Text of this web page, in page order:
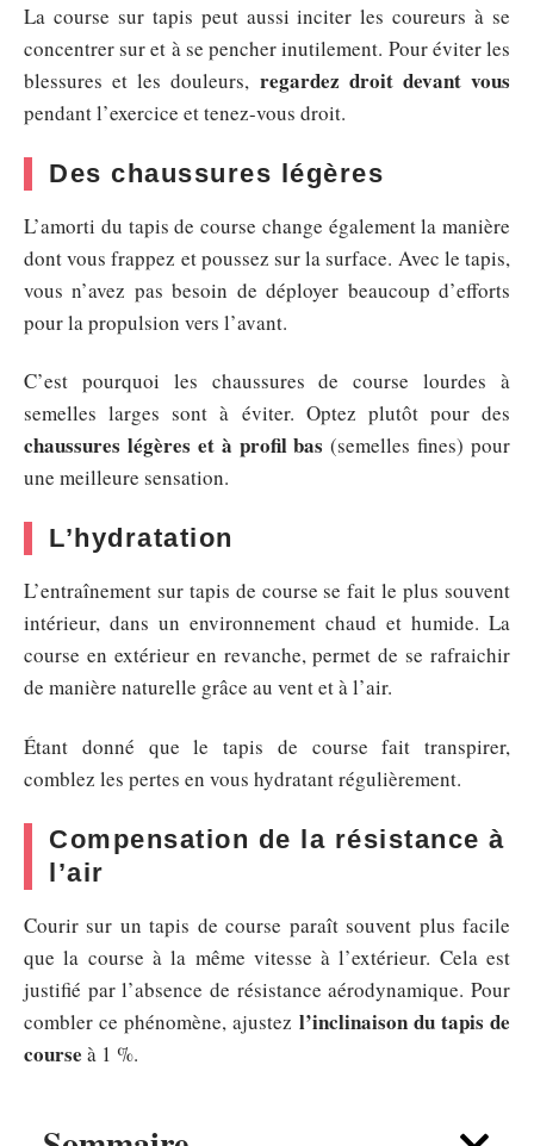
La course sur tapis peut aussi inciter les coureurs à se
concentrer sur et à se pencher inutilement. Pour éviter les
blessures et les douleurs, regardez droit devant vous
pendant l’exercice et tenez-vous droit.
Des chaussures légères
L’amorti du tapis de course change également la manière
dont vous frappez et poussez sur la surface. Avec le tapis,
vous n’avez pas besoin de déployer beaucoup d’efforts
pour la propulsion vers l’avant.
C’est pourquoi les chaussures de course lourdes à
semelles larges sont à éviter. Optez plutôt pour des
chaussures légères et à profil bas (semelles fines) pour
une meilleure sensation.
L’hydratation
L’entraînement sur tapis de course se fait le plus souvent
intérieur, dans un environnement chaud et humide. La
course en extérieur en revanche, permet de se rafraichir
de manière naturelle grâce au vent et à l’air.
Étant donné que le tapis de course fait transpirer,
comblez les pertes en vous hydratant régulièrement.
Compensation de la résistance à
l’air
Courir sur un tapis de course paraît souvent plus facile
que la course à la même vitesse à l’extérieur. Cela est
justifié par l’absence de résistance aérodynamique. Pour
combler ce phénomène, ajustez l’inclinaison du tapis de
course à 1 %.